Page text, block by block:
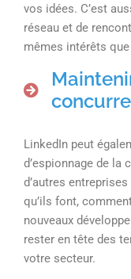
vos idées. C’est
réseau et de
mêmes intérêts
LinkedIn peut
d’espionnage de la
d’autres
qu’ils font,
nouveaux
rester en tête des
votre secteur.